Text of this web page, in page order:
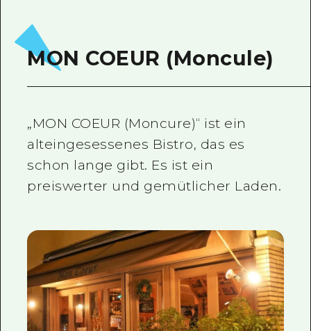
MON COEUR (Moncule)
„MON COEUR (Moncure)“ ist ein
alteingesessenes Bistro, das es
schon lange gibt. Es ist ein
preiswerter und gemütlicher Laden.